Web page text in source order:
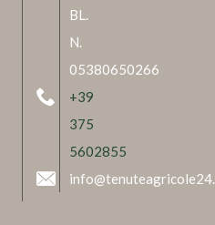
BL.
N.
05380650266
+39
375
5602855